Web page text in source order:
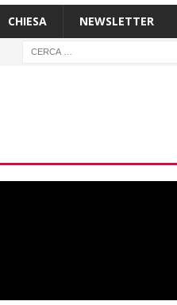
CHIESA NEWSLETTER